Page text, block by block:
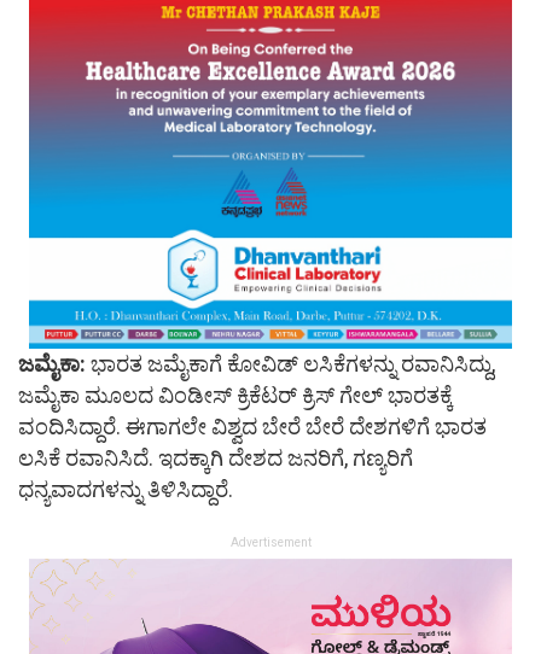
ಜಮೈಕಾ: ಭಾರತ ಜಮೈಕಾಗೆ ಕೋವಿಡ್ ಲಸಿಕೆಗಳನ್ನು ರವಾನಿಸಿದ್ದು,
ಜಮೈಕಾ ಮೂಲದ ವಿಂಡೀಸ್ ಕ್ರಿಕೆಟರ್ ಕ್ರಿಸ್ ಗೇಲ್ ಭಾರತಕ್ಕೆ
ವಂದಿಸಿದ್ದಾರೆ. ಈಗಾಗಲೇ ವಿಶ್ವದ ಬೇರೆ ಬೇರೆ ದೇಶಗಳಿಗೆ ಭಾರತ
ಲಸಿಕೆ ರವಾನಿಸಿದೆ. ಇದಕ್ಕಾಗಿ ದೇಶದ ಜನರಿಗೆ, ಗಣ್ಯರಿಗೆ
ಧನ್ಯವಾದಗಳನ್ನು ತಿಳಿಸಿದ್ದಾರೆ.
Advertisement